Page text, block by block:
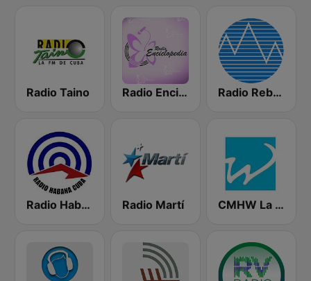
Radio Taino Radio Enciclopedia Radio Rebelde AM
Radio Habana Cuba Radio Martí CMHW La Reina Radial del Centro